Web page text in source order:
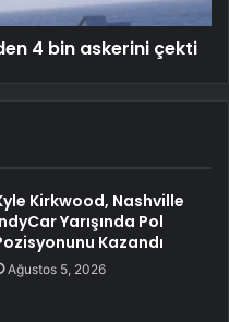
4 bin askerini çekti
Kirkwood, Nashville
Yarışında Pol
Kazandı
Ağustos 5, 2026